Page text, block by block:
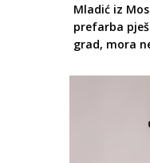
Mladić iz
prefarba
grad, mora